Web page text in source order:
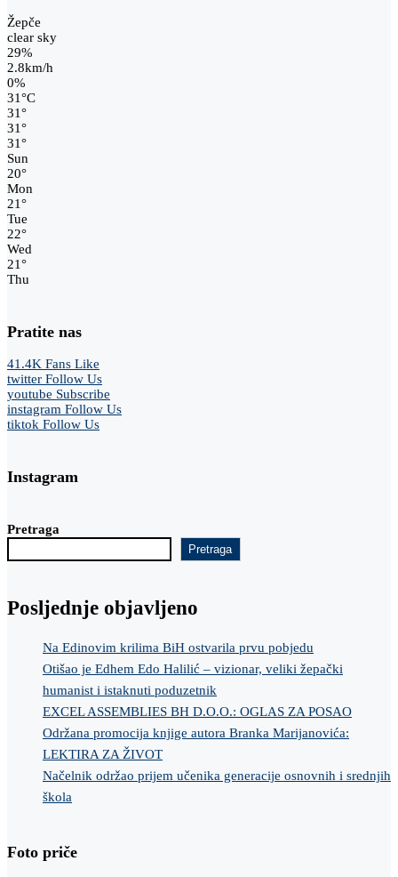
Žepče
clear sky
29%
2.8km/h
0%
31°C
31°
31°
31°
Sun
20°
Mon
21°
Tue
22°
Wed
21°
Thu
Pratite nas
41.4K Fans Like
twitter Follow Us
youtube Subscribe
instagram Follow Us
tiktok Follow Us
Instagram
Pretraga
Pretraga
Posljednje objavljeno
Na Edinovim krilima BiH ostvarila prvu pobjedu
Otišao je Edhem Edo Halilić – vizionar, veliki žepački
humanist i istaknuti poduzetnik
EXCEL ASSEMBLIES BH D.O.O.: OGLAS ZA POSAO
Održana promocija knjige autora Branka Marijanovića:
LEKTIRA ZA ŽIVOT
Načelnik održao prijem učenika generacije osnovnih i srednjih
škola
Foto priče